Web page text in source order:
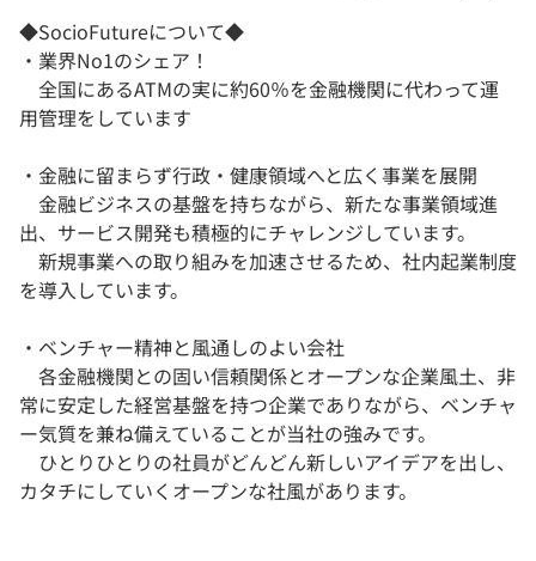
◆SocioFutureについて◆
・業界No1のシェア！
全国にあるATMの実に約60％を金融機関に代わって運
用管理をしています
・金融に留まらず行政・健康領域へと広く事業を展開
金融ビジネスの基盤を持ちながら、新たな事業領域進
出、サービス開発も積極的にチャレンジしています。
新規事業への取り組みを加速させるため、社内起業制度
を導入しています。
・ベンチャー精神と風通しのよい会社
各金融機関との固い信頼関係とオープンな企業風土、非
常に安定した経営基盤を持つ企業でありながら、ベンチャ
ー気質を兼ね備えていることが当社の強みです。
ひとりひとりの社員がどんどん新しいアイデアを出し、
カタチにしていくオープンな社風があります。